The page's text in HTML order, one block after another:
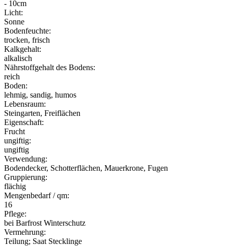
- 10cm
Licht:
Sonne
Bodenfeuchte:
trocken, frisch
Kalkgehalt:
alkalisch
Nährstoffgehalt des Bodens:
reich
Boden:
lehmig, sandig, humos
Lebensraum:
Steingarten, Freiflächen
Eigenschaft:
Frucht
ungiftig:
ungiftig
Verwendung:
Bodendecker, Schotterflächen, Mauerkrone, Fugen
Gruppierung:
flächig
Mengenbedarf / qm:
16
Pflege:
bei Barfrost Winterschutz
Vermehrung:
Teilung; Saat Stecklinge